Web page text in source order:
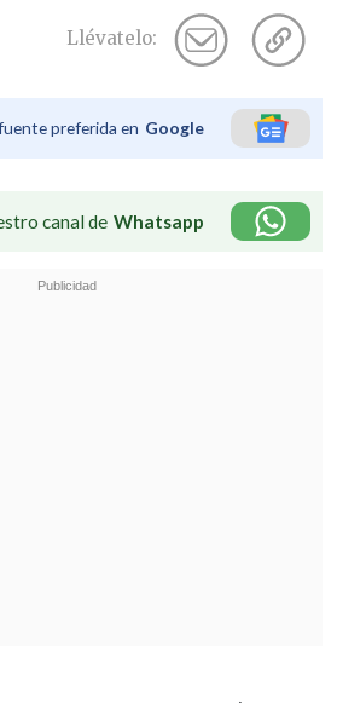
Llévatelo:
preferida en Google
canal de Whatsapp